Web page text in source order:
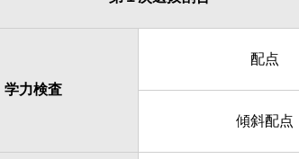
学力検査
配点
傾斜配点